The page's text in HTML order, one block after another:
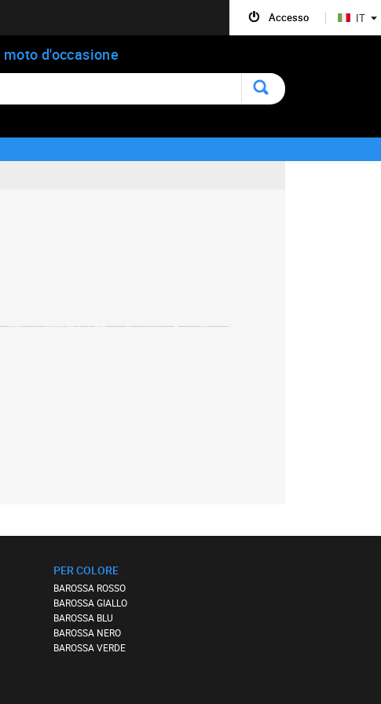
moto d'occasione
PER COLORE
BAROSSA ROSSO
BAROSSA GIALLO
BAROSSA BLU
BAROSSA NERO
BAROSSA VERDE
Accesso IT